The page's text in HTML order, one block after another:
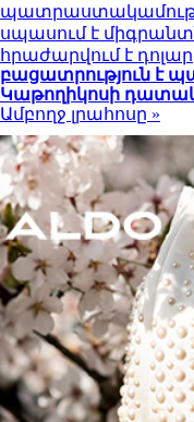
սպասում է
հրաժարվում է
բացատրություն է
Կաթողիկոսի
Ամբողջ լրահոսը »